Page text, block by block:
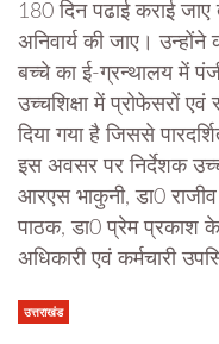
180 दिन पढाई कराई
अनिवार्य की जाए। उन्होंने
बच्चे का ई-ग्रन्थालय में
उच्चशिक्षा में प्रोफेसरों
दिया गया है जिससे
इस अवसर पर निर्देशक
आरएस भाकुनी, डा0
पाठक, डा0 प्रेम प्रकाश के
अधिकारी एवं कर्मचारी
उत्तराखंड